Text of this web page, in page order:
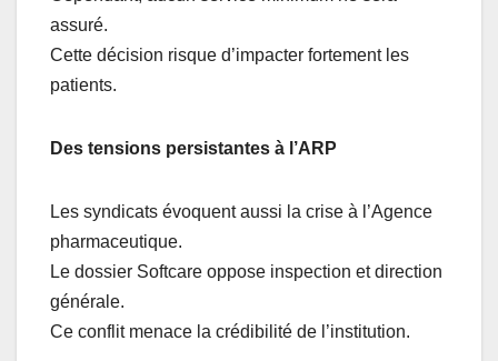
assuré.
Cette décision risque d’impacter fortement les
patients.
Des tensions persistantes à l’ARP
Les syndicats évoquent aussi la crise à l’Agence
pharmaceutique.
Le dossier Softcare oppose inspection et direction
générale.
Ce conflit menace la crédibilité de l’institution.